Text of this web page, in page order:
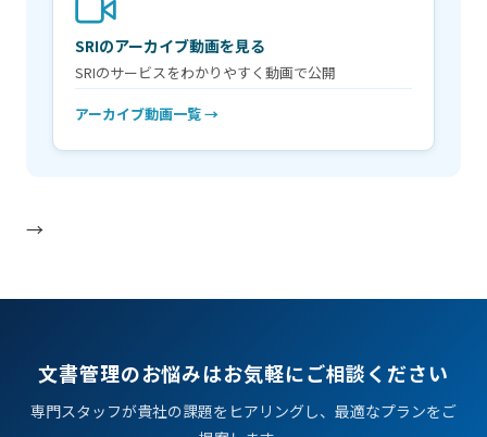
SRIのアーカイブ動画を見る
SRIのサービスをわかりやすく動画で公開
アーカイブ動画一覧 →
→
文書管理のお悩みはお気軽にご相談ください
専門スタッフが貴社の課題をヒアリングし、最適なプランをご